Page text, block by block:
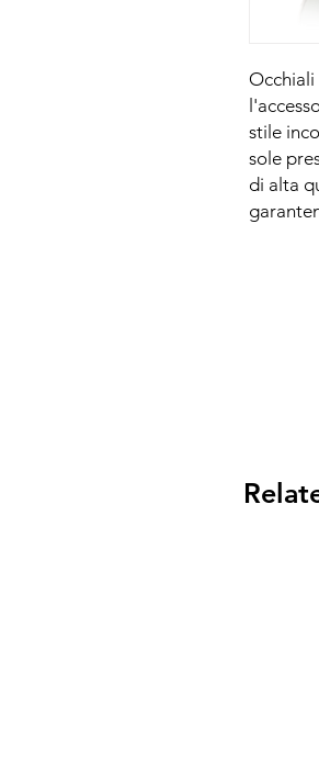
Occhiali
stile
sole
di alta